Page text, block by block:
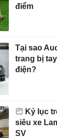
điểm
Tại sao
trang bị
điện?
Kỷ lục
siêu xe
SV